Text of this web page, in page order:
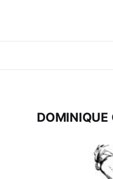
DOMINIQUE